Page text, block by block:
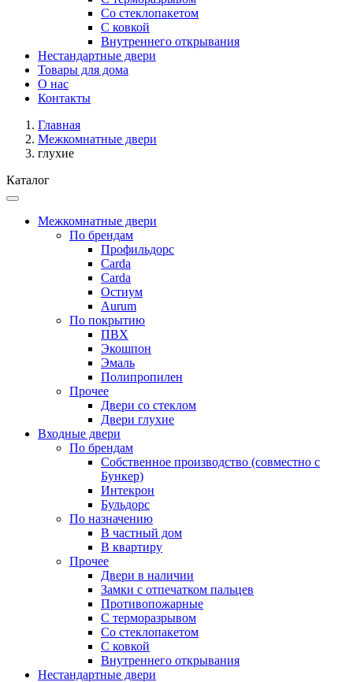
Со стеклопакетом
С ковкой
Внутреннего открывания
Нестандартные двери
Товары для дома
О нас
Контакты
Главная
Межкомнатные двери
глухие
Каталог
Межкомнатные двери
По брендам
Профильдорс
Carda
Carda
Остиум
Aurum
По покрытию
ПВХ
Экошпон
Эмаль
Полипропилен
Прочее
Двери со стеклом
Двери глухие
Входные двери
По брендам
Собственное производство (совместно с
Бункер)
Интекрон
Бульдорс
По назначению
В частный дом
В квартиру
Прочее
Двери в наличии
Замки с отпечатком пальцев
Противопожарные
С терморазрывом
Со стеклопакетом
С ковкой
Внутреннего открывания
Нестандартные двери